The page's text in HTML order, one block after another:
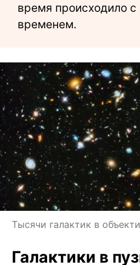
время происходило
временем.
Тысячи галактик в
Галактики в